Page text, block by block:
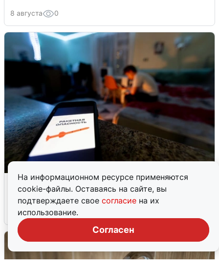
На информационном ресурсе применяются
cookie-файлы. Оставаясь на сайте, вы
подтверждаете свое согласие на их
использование.
Согласен
8 августа 0
Ночью в Самарской области завыли
сирены
8 августа 0